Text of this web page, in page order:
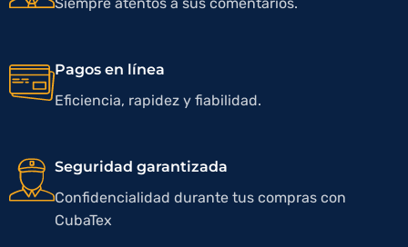
Siempre atentos a sus comentarios.
Pagos en línea
Eficiencia, rapidez y fiabilidad.
Seguridad garantizada
Confidencialidad durante tus compras con
CubaTex